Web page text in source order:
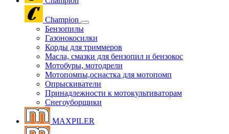
Champion
Бензопилы
Газонокосилки
Корды для триммеров
Масла, смазки для бензопил и бензокос
Мотобуры, мотодрели
Мотопомпы,оснастка для мотопомп
Опрыскиватели
Принадлежности к мотокультиваторам
Снегоуборщики
MAXPILER